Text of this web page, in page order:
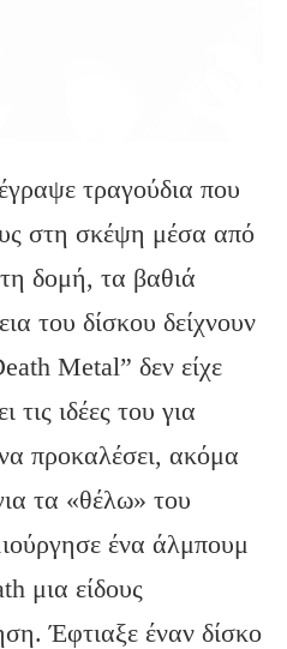
τραγούδια που
στη σκέψη μέσα από
δομή, τα βαθιά
του δίσκου δείχνουν
Metal” δεν είχε
ιδέες του για
προκαλέσει, ακόμα
τα «θέλω» του
ένα άλμπουμ
μια είδους
Έφτιαξε έναν δίσκο